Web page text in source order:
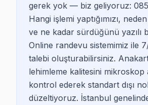
Balmumcu
Beşiktaş - Balmumcu, hem
Bebek
Beşiktaş - Bebek, zengin ve göz
Cihannüma
gerek yok — biz geliyoruz:
Hangi işlemi yaptığımızı, neden
ve ne kadar sürdüğünü yazılı
Online randevu sistemimiz ile
talebi oluşturabilirsiniz. Anakart
lehimleme kalitesini mikroskop
kontrol ederek standart dışı
düzeltiyoruz. İstanbul